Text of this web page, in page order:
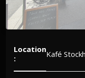
Location
:
Kafé